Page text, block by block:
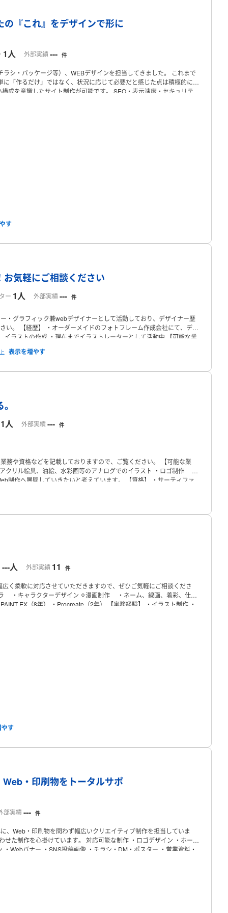
『これ』をデザインで形に
1人 外部実績--- 件
シ・パッケージ等）、WEBデザインを担当してきました。
これまで
「作るだけ」ではなく、状況に応じて必要だと感じた点は積極的にご
成を意識したサイト制作が可能です。
SEO・表示速度・セキュリテ
気軽にご相談ください
ー 1人 外部実績--- 件
・グラフィック兼webデザイナーとして活動しており、デザイナー歴
い。 【経歴】
・オーダーメイドのフォトフレーム作成会社にて、デザ
イラストの作成 ・現在までイラストレーターとして活動中
【可能な業
，canva
スト、漫画やゲーム、キックボクシング、読書、カフェ・喫茶巡
1人 外部実績--- 件
務や資格などを記載しておりますので、ご覧ください。
【可能な業
クリル絵具、油絵、水彩画等のアナログでのイラスト ・ロゴ制作
制作へ展開していきたいと考えています。 【資格】
・サーティファ
ておりますが、
---人 外部実績 11 件
広く柔軟に対応させていただきますので、ぜひご気軽にご相談くださ
・キャラクターデザイン ⚪︎漫画制作 ・ネーム、線画、着彩、仕上
EX（8年） ・Procreate（2年） 【実務経験】 ・イラスト制作 ・
・印刷物をトータルサポ
部実績--- 件
、Web・印刷物を問わず幅広いクリエイティブ制作を担当していま
た制作を心掛けています。 対応可能な制作 ・ロゴデザイン ・ホーム
・Webバナー ・SNS投稿画像 ・チラシ・DM・ポスター ・営業資料・